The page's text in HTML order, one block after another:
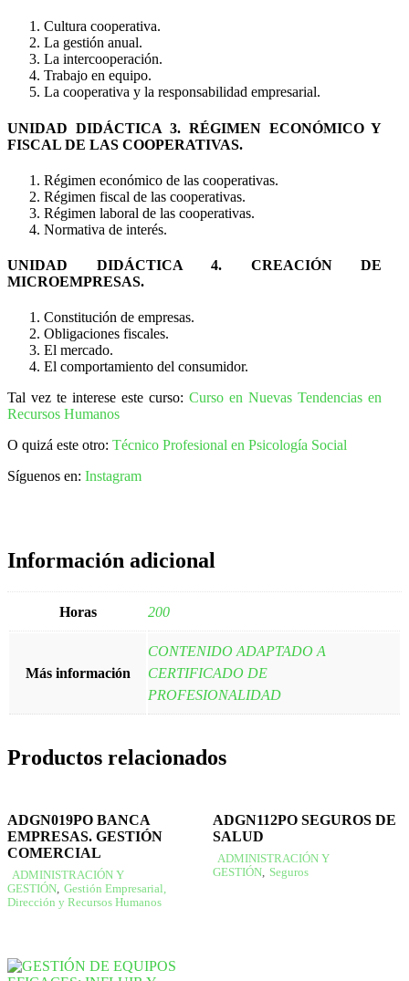
Cultura cooperativa.
La gestión anual.
La intercooperación.
Trabajo en equipo.
La cooperativa y la responsabilidad empresarial.
UNIDAD DIDÁCTICA 3. RÉGIMEN ECONÓMICO Y
FISCAL DE LAS COOPERATIVAS.
Régimen económico de las cooperativas.
Régimen fiscal de las cooperativas.
Régimen laboral de las cooperativas.
Normativa de interés.
UNIDAD DIDÁCTICA 4. CREACIÓN DE
MICROEMPRESAS.
Constitución de empresas.
Obligaciones fiscales.
El mercado.
El comportamiento del consumidor.
Tal vez te interese este curso:Curso en Nuevas Tendencias en
Recursos Humanos
O quizá este otro: Técnico Profesional en Psicología Social
Síguenos en: Instagram
Información adicional
Horas 200
Más información
CONTENIDO ADAPTADO A
CERTIFICADO DE
PROFESIONALIDAD
Productos relacionados
ADGN019PO BANCA
EMPRESAS. GESTIÓN
COMERCIAL
ADMINISTRACIÓN Y
GESTIÓN, Gestión Empresarial,
Dirección y Recursos Humanos
ADGN112PO SEGUROS DE
SALUD
ADMINISTRACIÓN Y
GESTIÓN, Seguros